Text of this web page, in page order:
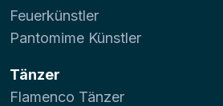
Feuerkünstler
Pantomime Künstler
Tänzer
Flamenco Tänzer